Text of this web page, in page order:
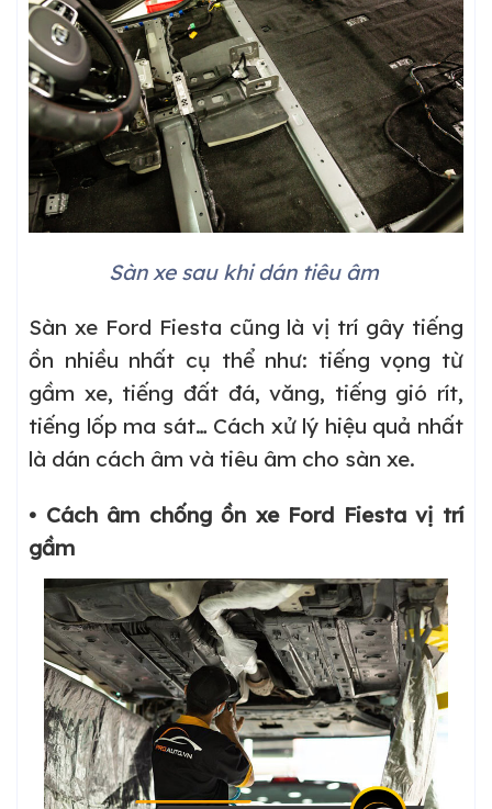
Sàn xe sau khi dán tiêu âm
Sàn xe Ford Fiesta cũng là vị trí gây tiếng
ồn nhiều nhất cụ thể như: tiếng vọng từ
gầm xe, tiếng đất đá, văng, tiếng gió rít,
tiếng lốp ma sát… Cách xử lý hiệu quả nhất
là dán cách âm và tiêu âm cho sàn xe.
• Cách âm chống ồn xe Ford Fiesta vị trí
gầm